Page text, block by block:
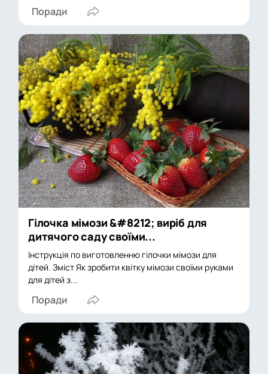
Поради
Гілочка мімози &#8212; виріб для
дитячого саду своїми...
Інструкція по виготовленню гілочки мімози для
дітей. Зміст Як зробити квітку мімози своїми руками
для дітей з...
Поради